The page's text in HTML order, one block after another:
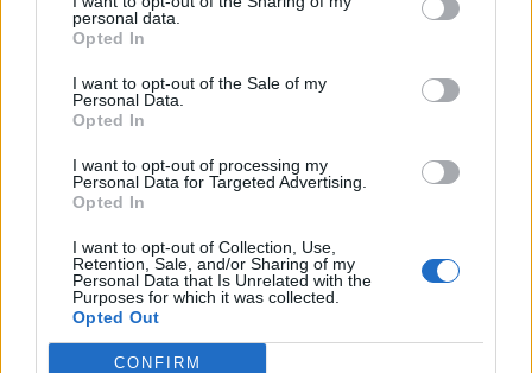
personal data.
Opted In
I want to opt-out of the Sale of my
Personal Data.
Opted In
I want to opt-out of processing my
Personal Data for Targeted Advertising.
Opted In
I want to opt-out of Collection, Use,
Retention, Sale, and/or Sharing of my
Personal Data that Is Unrelated with the
Purposes for which it was collected.
Opted Out
CONFIRM
Παλαιά Παραλιακή: Στην κυκλοφορία δίνεται
10.8.2026
ηλεκτρικό, από…
10.8.2026
Toyota GR86: Στοχευμένες αλλαγές με επίκεντρο
τον οδηγό…
9.8.2026